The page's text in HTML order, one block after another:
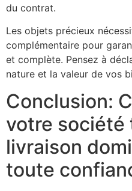
du contrat.
Les objets précieux
complémentaire pour
et complète. Pensez à
nature et la valeur de vos
Conclusion:
votre société
livraison
toute